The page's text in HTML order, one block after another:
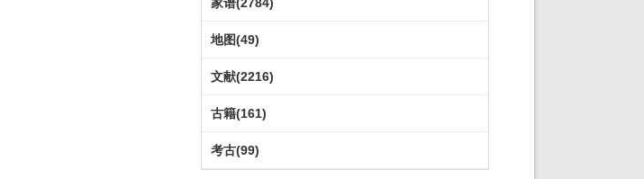
地图(49)
文献(2216)
古籍(161)
考古(99)